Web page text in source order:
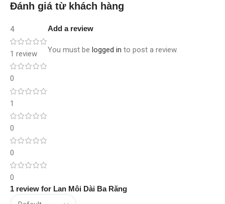
Đánh giá từ khách hàng
4
1 review
0
1
0
0
0
1 review for Lan Môi Dài Ba Răng
Add a review
You must be logged in to post a review.